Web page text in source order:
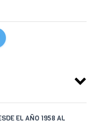
EL AÑO 1958 AL